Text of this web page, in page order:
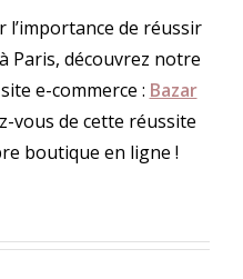
l’importance de réussir
Paris, découvrez notre
e-commerce : Bazar
vous de cette réussite
boutique en ligne !